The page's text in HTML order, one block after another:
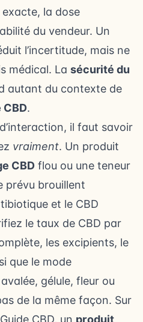
la dose
du vendeur. Un
l’incertitude, mais ne
médical. La sécurité du
autant du contexte de
.
il faut savoir
vraiment. Un produit
CBD flou ou une teneur
prévu brouillent
et le CBD
le taux de CBD par
les excipients, le
que le mode
gélule, fleur ou
de la même façon. Sur
CBD, un produit